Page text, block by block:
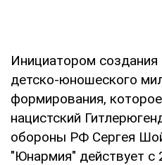
Инициатором создания
детско-юношеского
формирования,
нацистский
обороны РФ Сергея
"Юнармия" действует с